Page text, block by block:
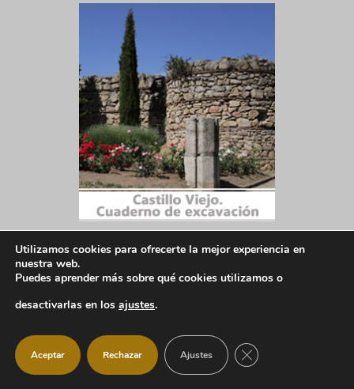
Utilizamos cookies para ofrecerte la mejor experiencia en
nuestra web.
Puedes aprender más sobre qué cookies utilizamos o
desactivarlas en los ajustes.
Aceptar Rechazar Ajustes CERRAR EL